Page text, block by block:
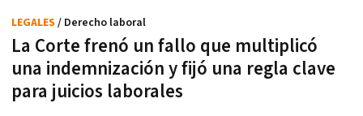
La Corte frenó un fallo que multiplicó
una indemnización y fijó una regla clave
para juicios laborales
LEGALES / Derecho laboral